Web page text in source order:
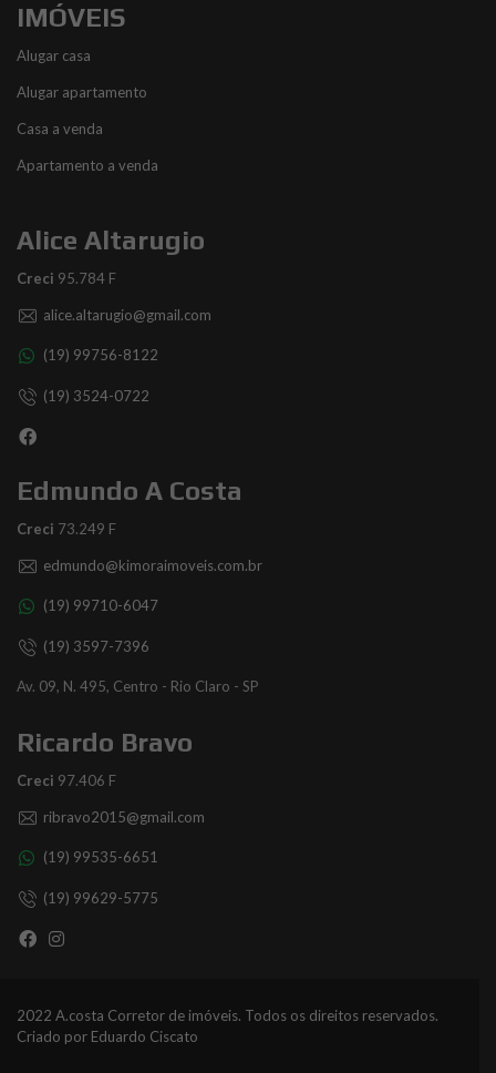
IMÓVEIS
Alugar casa
Alugar apartamento
Casa a venda
Apartamento a venda
Alice Altarugio
Creci 95.784 F
alice.altarugio@gmail.com
(19) 99756-8122
(19) 3524-0722
Edmundo A Costa
Creci 73.249 F
edmundo@kimoraimoveis.com.br
(19) 99710-6047
(19) 3597-7396
Av. 09, N. 495, Centro - Rio Claro - SP
Ricardo Bravo
Creci 97.406 F
ribravo2015@gmail.com
(19) 99535-6651
(19) 99629-5775
2022 A.costa Corretor de imóveis. Todos os direitos reservados.
Criado por Eduardo Ciscato